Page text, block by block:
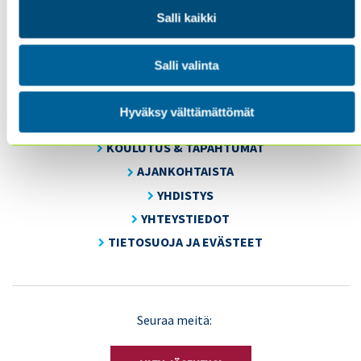
Salli kaikki
Salli valinta
Hyväksy välttämättömät
Sisäiset tarkastajat ry / Oy Inreviso Ab
Energiakuja 3
Tel. +358 (0)50 505 6669
SISÄINEN TARKASTUS
KOULUTUS & TAPAHTUMAT
AJANKOHTAISTA
YHDISTYS
YHTEYSTIEDOT
TIETOSUOJA JA EVÄSTEET
Seuraa meitä: